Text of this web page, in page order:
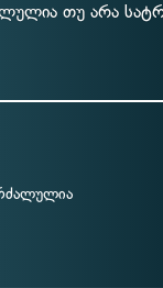
თუ არა